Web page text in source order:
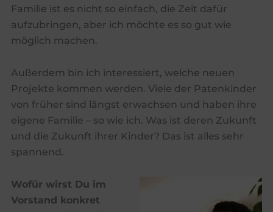
Familie ist es nicht so einfach, die Zeit dafür
aufzubringen, aber ich möchte es so gut wie
möglich machen.
Außerdem bin ich interessiert, welche neuen
Projekte kommen werden. Viele der Patenkinder
von früher sind längst erwachsen und haben ihre
eigene Familie – so wie ich. Was ist deren Zukunft
und die Zukunft ihrer Kinder? Das ist alles sehr
spannend.
Wofür wirst Du im
Vorstand konkret